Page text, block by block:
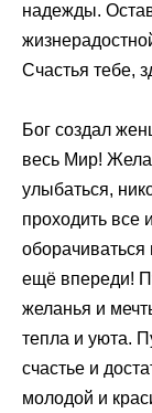
надежды.
Счастья тебе,
Бог создал
весь Мир!
улыбаться,
проходить все
ещё впереди!
желанья и
тепла и уюта.
счастье и
молодой и